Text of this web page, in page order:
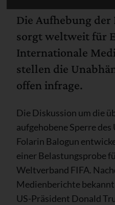
Die Aufhebung der
sorgt weltweit für
Internationale
stellen die
offen infrage.
Die Diskussion um die
aufgehobene Sperre
Folarin Balogun
einer Belastungsprobe
Weltverband FIFA.
Medienberichte
US-Präsident Donald